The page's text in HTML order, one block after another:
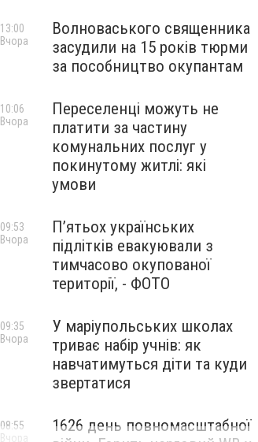
Волноваського священника
засудили на 15 років тюрми
за пособництво окупантам
13:00
Вчора
Переселенці можуть не
платити за частину
комунальних послуг у
покинутому житлі: які
умови
10:06
Вчора
П’ятьох українських
підлітків евакуювали з
тимчасово окупованої
території, - ФОТО
09:53
Вчора
У маріупольських школах
триває набір учнів: як
навчатимуться діти та куди
звертатися
09:35
Вчора
1626 день повномасштабної
08:55
Вчора